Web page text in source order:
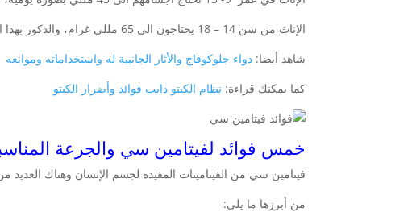
الإناث من سن 14 – 18 يحتاجون الى 65 مللي غرام، والذكور بهذا العمر يحتاجون الى 75 مللي من الفيتامين في اليوم.
شاهد أيضا: دواء جلوكوفاج والأثار الجانبية له واستخداماته وموانعه
كما يمكنك قراءة: نظام الكيتو دايت فوائد وأضرار الكيتو
خمس فوائد لفيتامين سي والجرعة
فيتامين سي من الفيتامينات المفيدة لجسم الإنسان وهناك العديد
من أبرزها ما يلي: